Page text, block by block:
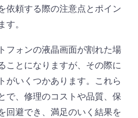
依頼する際の注意点とポイン
。
フォンの液晶画面が割れた場
ことになりますが、その際に
がいくつかあります。これら
で、修理のコストや品質、保
回避でき、満足のいく結果を